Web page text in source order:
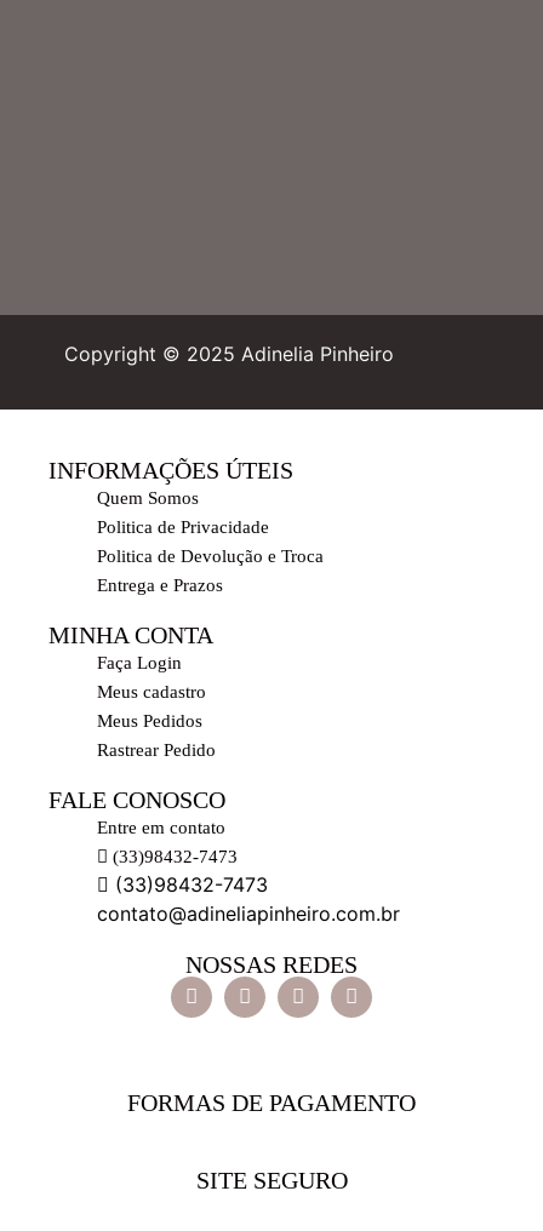
Copyright © 2025 Adinelia Pinheiro
INFORMAÇÕES ÚTEIS
Quem Somos
Politica de Privacidade
Politica de Devolução e Troca
Entrega e Prazos
MINHA CONTA
Faça Login
Meus cadastro
Meus Pedidos
Rastrear Pedido
FALE CONOSCO
Entre em contato
(33)98432-7473
(33)98432-7473
contato@adineliapinheiro.com.br
NOSSAS REDES
FORMAS DE PAGAMENTO
SITE SEGURO